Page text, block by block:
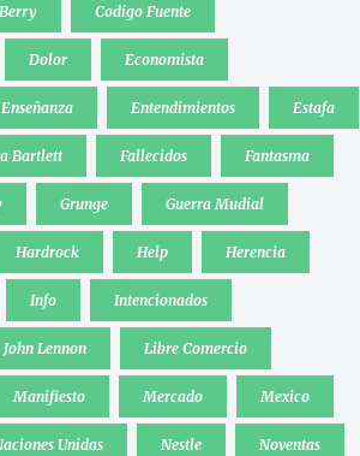
Codigo Fuente
Dolor Economista
Enseñanza Entendimientos Estafa
Bartlett Fallecidos Fantasma
Grunge Guerra Mudial
Hardrock Help Herencia
Info Intencionados
John Lennon Libre Comercio
Manifiesto Mercado Mexico
Unidas Nestle Noventas